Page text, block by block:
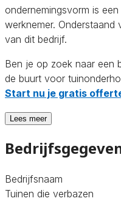
ondernemingsvorm is
werknemer.
van dit bedrijf.
Ben je op zoek naar een
de buurt voor
Start nu je gratis
Lees meer
Bedrijfsnaam
Tuinen die verbazen